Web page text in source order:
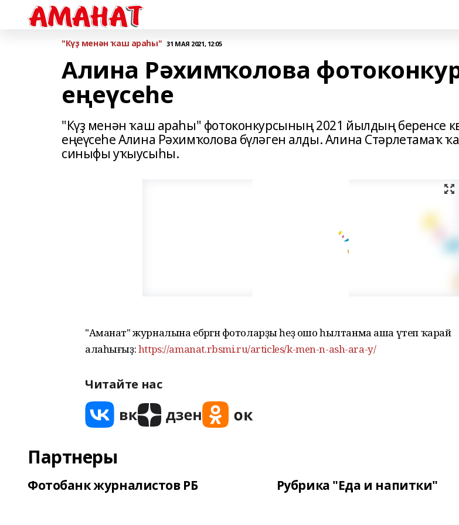
"Күҙ менән ҡаш араһы" 31 МАЯ 2021, 12:05
Алина Рәхимҡолова
еңеүсеһе
"Күҙ менән ҡаш араһы" фотоконкурсының 2021 йылдың беренсе
еңеүсеһе Алина Рәхимҡолова бүләген алды. Алина Стәрлетамаҡ
синыфы уҡыусыһы.
"Аманат" журналына ебәргән фотоларҙы һеҙ ошо һылтанма аша үтеп ҡарай
алаһығыҙ:https://amanat.rbsmi.ru/articles/k-men-n-ash-ara-y/
Читайте нас
Партнеры
Фотобанк журналистов РБ Рубрика "Еда и напитки"